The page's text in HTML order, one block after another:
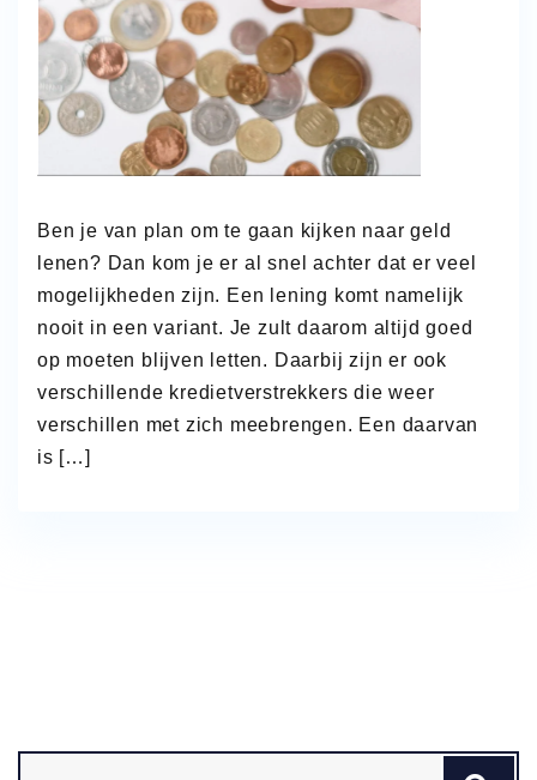
Ben je van plan om te gaan kijken naar geld
lenen? Dan kom je er al snel achter dat er veel
mogelijkheden zijn. Een lening komt namelijk
nooit in een variant. Je zult daarom altijd goed
op moeten blijven letten. Daarbij zijn er ook
verschillende kredietverstrekkers die weer
verschillen met zich meebrengen. Een daarvan
is […]